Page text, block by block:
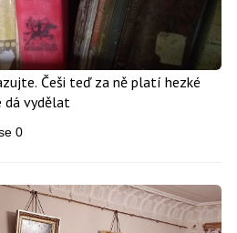
Češi teď za ně platí hezké
dá vydělat